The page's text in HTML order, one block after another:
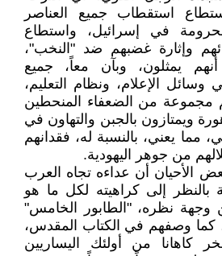
استقطاب جميع العناصر
في إسرائيل، واستطاع
وإثارة غضبهم ضد "النخب"،
يمثلون، وبآن معاً، جميع
الإعلام، ونظام التعليم،
مجموعة من الضعفاء المنحطين
ويمتازون بالجبن والتهاون في
مما يعني، بالنسبة له، فقدانهم
من جوهر اليهودية.
الأحيان أن عداءه تجاه العرب
بالنظر إلى كراهيته لكل ما هو
وجهة نظره، "الطابور الخامس"
وصفهم في الكتاب المقدس،
كاهانا من أولئك اليساريين